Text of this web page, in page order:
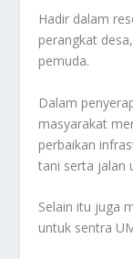
Hadir dalam
perangkat
pemuda.
Dalam
masyarakat
perbaikan
tani serta jalan
Selain itu juga
untuk sentra